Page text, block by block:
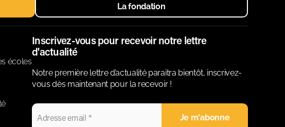
La fondation
écoles
Inscrivez-vous pour recevoir notre lettre
d'actualité
Notre première lettre d’actualité paraitra bientôt, inscrivez-
vous dès maintenant pour la recevoir !